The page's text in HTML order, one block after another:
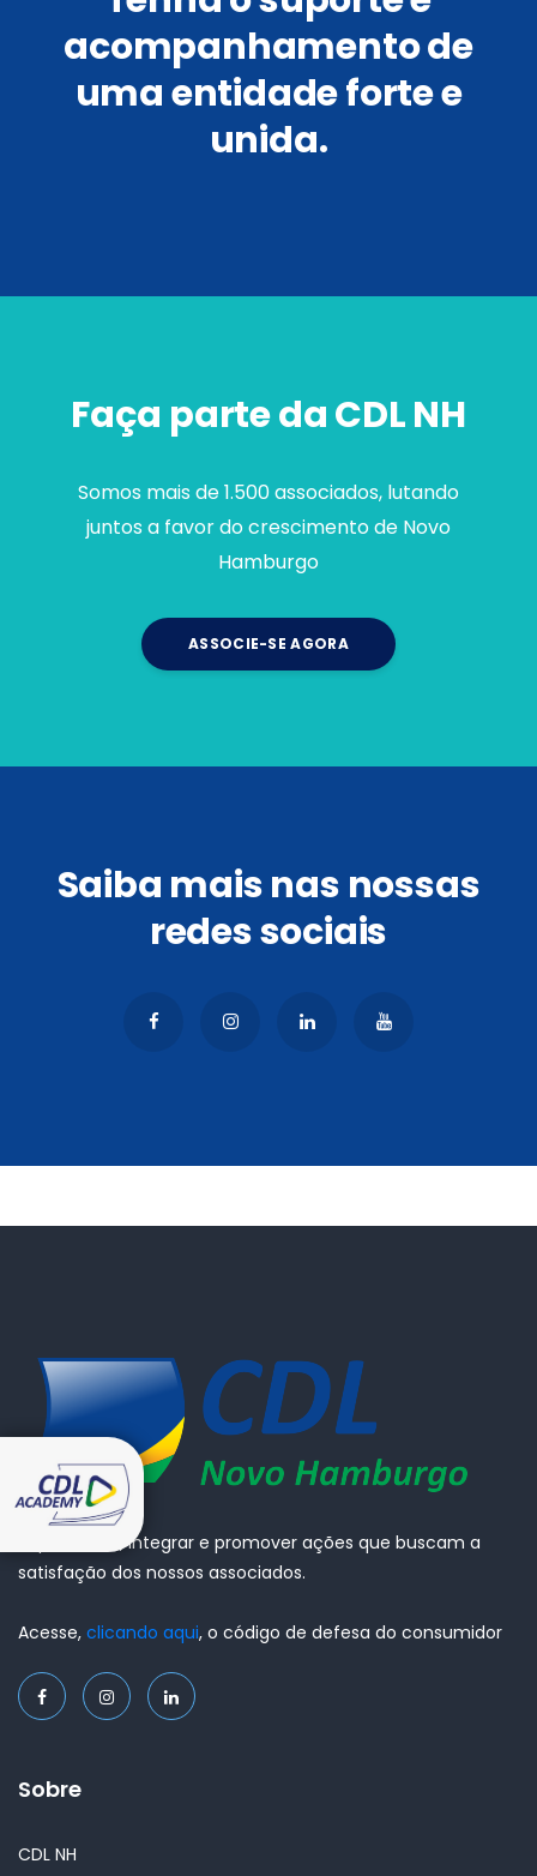
acompanhamento de
uma entidade forte e
unida.
Faça parte da CDL NH
Somos mais de 1.500 associados, lutando
juntos a favor do crescimento de Novo
Hamburgo
ASSOCIE-SE AGORA
Saiba mais nas nossas
redes sociais
Representar, integrar e promover ações que buscam a
satisfação dos nossos associados.
Acesse, clicando aqui, o código de defesa do consumidor
Sobre
CDL NH